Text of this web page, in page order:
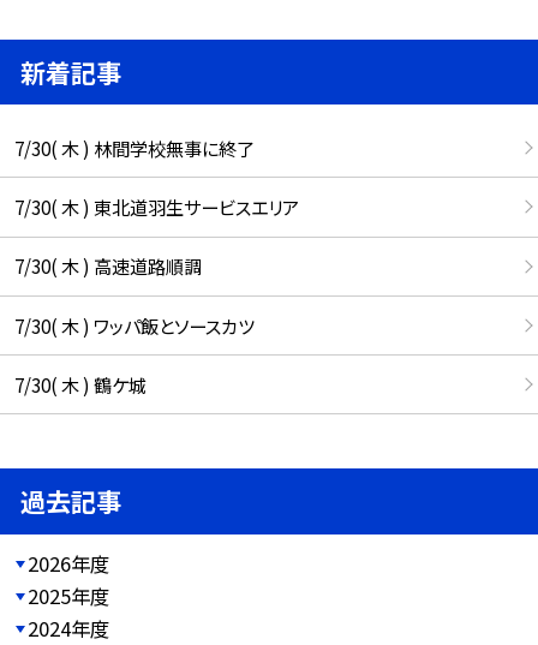
新着記事
7/30( 木 ) 林間学校無事に終了
7/30( 木 ) 東北道羽生サービスエリア
7/30( 木 ) 高速道路順調
7/30( 木 ) ワッパ飯とソースカツ
7/30( 木 ) 鶴ケ城
過去記事
2026年度
2025年度
2024年度